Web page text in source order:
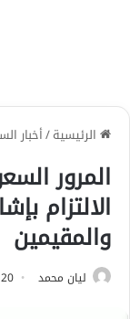
الرئيسية/أخبار
المرور
الالتزام
والمقيمين
ليان محمد 20 سبتمبر، 2025